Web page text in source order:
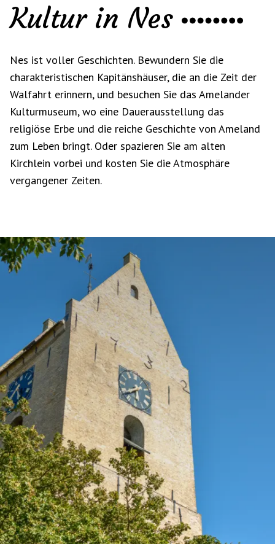
Kultur in Nes
Nes ist voller Geschichten. Bewundern Sie die
charakteristischen Kapitänshäuser, die an die Zeit der
Walfahrt erinnern, und besuchen Sie das Amelander
Kulturmuseum, wo eine Dauerausstellung das
religiöse Erbe und die reiche Geschichte von Ameland
zum Leben bringt. Oder spazieren Sie am alten
Kirchlein vorbei und kosten Sie die Atmosphäre
vergangener Zeiten.